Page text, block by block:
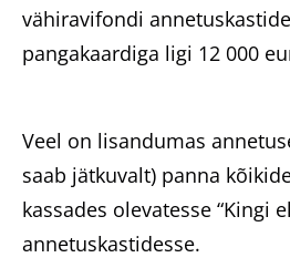
vähiravifondi
pangakaardiga ligi 12 000
Veel on lisandumas
saab jätkuvalt) panna
kassades olevatesse “Kingi
annetuskastidesse.